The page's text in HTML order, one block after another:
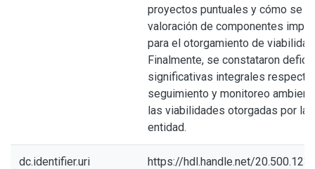
proyectos puntuales y cómo se
valoración de componentes
para el otorgamiento de
Finalmente, se constataron
significativas integrales respecto
seguimiento y monitoreo
las viabilidades otorgadas por la
entidad.
dc.identifier.uri https://hdl.handle.net/